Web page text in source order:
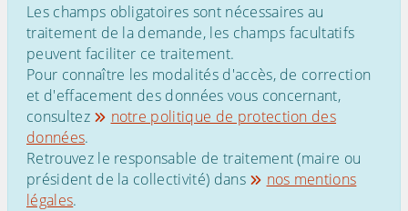
Les champs obligatoires sont nécessaires au
traitement de la demande, les champs facultatifs
peuvent faciliter ce traitement.
Pour connaître les modalités d'accès, de correction
et d'effacement des données vous concernant,
consultez
notre politique de protection des
données.
Retrouvez le responsable de traitement (maire ou
président de la collectivité) dans
nos mentions
légales.